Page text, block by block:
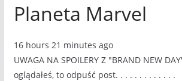
Planeta Marvel
16 hours 21 minutes ago
UWAGA NA SPOILERY Z "BRAND NEW
oglądałeś, to odpuść post. . . . . . . . . . . . .